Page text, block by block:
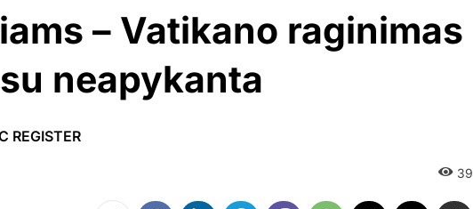
– Vatikano raginimas
neapykanta
REGISTER
39